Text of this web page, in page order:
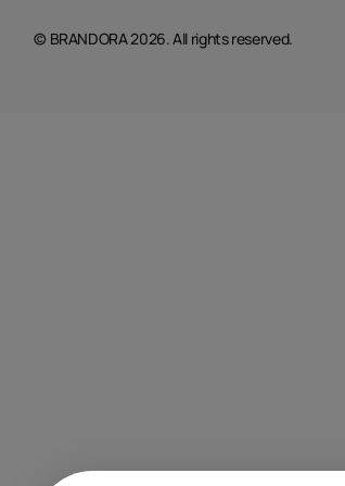
© BRANDORA 2026. All rights reserved.